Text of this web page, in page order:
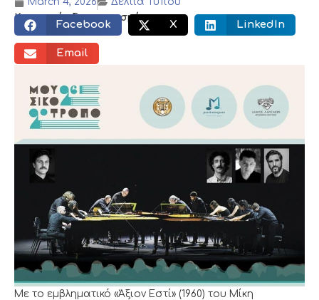
Κοινωνικός διαμοιρασμός:
Facebook X LinkedIn
Email
Με το εμβληματικό «Άξιον Εστί» (1960) του Μίκη